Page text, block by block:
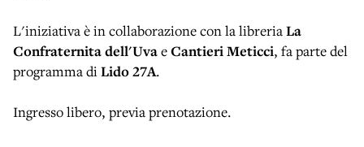
L'iniziativa è in collaborazione con la libreriaLa
Confraternita dell'UvaeCantieri Meticci, fa parte del
programma diLido 27A.
Ingresso libero, previa prenotazione.